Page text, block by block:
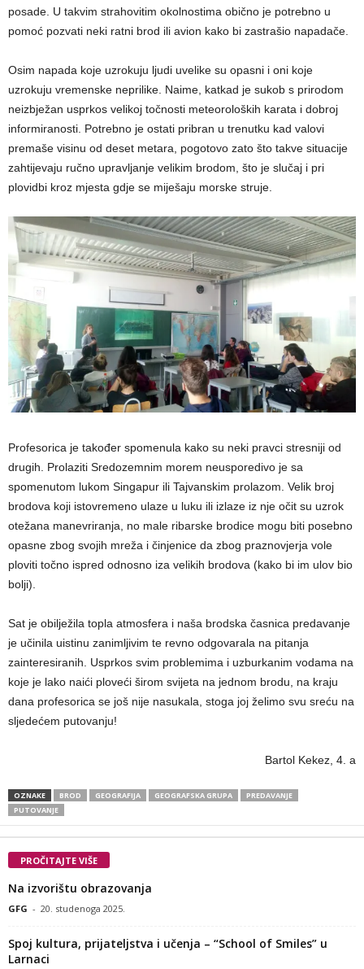
posade. U takvim strahovitim okolnostima obično je potrebno u
pomoć pozvati neki ratni brod ili avion kako bi zastrašio napadače.
Osim napada koje uzrokuju ljudi uvelike su opasni i oni koje
uzrokuju vremenske neprilike. Naime, katkad je sukob s prirodom
neizbježan usprkos velikoj točnosti meteoroloških karata i dobroj
informiranosti. Potrebno je ostati pribran u trenutku kad valovi
premaše visinu od deset metara, pogotovo zato što takve situacije
zahtijevaju ručno upravljanje velikim brodom, što je slučaj i pri
plovidbi kroz mjesta gdje se miješaju morske struje.
Profesorica je također spomenula kako su neki pravci stresniji od
drugih. Prolaziti Sredozemnim morem neusporedivo je sa
spomenutom lukom Singapur ili Tajvanskim prolazom. Velik broj
brodova koji istovremeno ulaze u luku ili izlaze iz nje očit su uzrok
otežana manevriranja, no male ribarske brodice mogu biti posebno
opasne zbog svojih mreža i činjenice da zbog praznovjerja vole
ploviti točno ispred odnosno iza velikih brodova (kako bi im ulov bio
bolji).
Sat je obilježila topla atmosfera i naša brodska časnica predavanje
je učinila uistinu zanimljivim te revno odgovarala na pitanja
zainteresiranih. Usprkos svim problemima i uzburkanim vodama na
koje je lako naići ploveći širom svijeta na jednom brodu, na kraju
dana profesorica se još nije nasukala, stoga joj želimo svu sreću na
sljedećem putovanju!
Bartol Kekez, 4. a
OZNAKE BROD GEOGRAFIJA GEOGRAFSKA GRUPA
PREDAVANJE
PUTOVANJE
PROČITAJTE VIŠE
Na izvorištu obrazovanja
GFG - 20. studenoga 2025.
Spoj kultura, prijateljstva i učenja – “School of Smiles” u
Larnaci